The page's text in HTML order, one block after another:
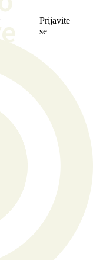
Prijavite
se